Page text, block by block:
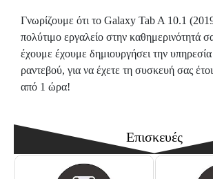
Γνωρίζουμε ότι το Galaxy Tab A 10.1
πολύτιμο εργαλείο στην καθημερινότητά
έχουμε έχουμε δημιουργήσει την
ραντεβού, για να έχετε τη συσκευή σας
από 1 ώρα!
Επισκευές